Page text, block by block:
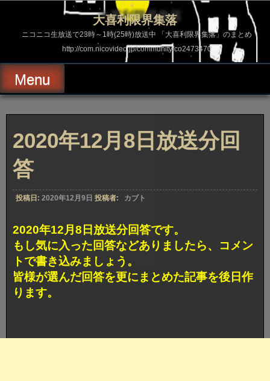
ス
ッ
プ
大喜利限界集落
ニコニコ生放送で23時～1時(25時)放送中 「大喜利限界集落」のまとめ
http://com.nicovideo.jp/community/co2473470
Menu
2020年12月8日放送分回
答
投稿日: 2020年12月9日 投稿者: カブト
2020年12月8日放送分回答です。
もし気に入った回答などありましたら、コメン
トで書き込みましょう。
皆様が選んだ回答を更にまとめた記事を後日作
ります。